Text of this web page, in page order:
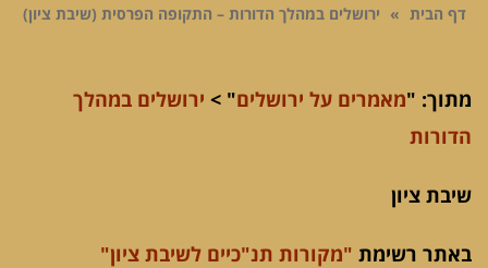
דף הבית » ירושלים במהלך הדורות – התקופה הפרסית (שיבת ציון)
מתוך: "מאמרים על ירושלים" > ירושלים במהלך
הדורות
שיבת ציון
באתר רשימת "מקורות תנ"כיים לשיבת ציון"